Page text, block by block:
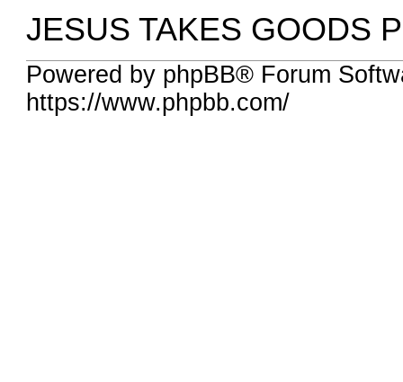
JESUS TAKES GOODS
Powered by phpBB® Forum
https://www.phpbb.com/